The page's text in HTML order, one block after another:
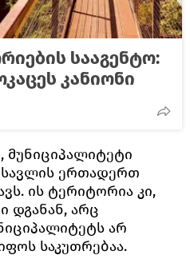
სააგენტო:
კანიონი
მუნიციპალიტეტი
ერთადერთ
ის ტერიტორია კი,
დგანან, არც
არ
საკუთრებაა.